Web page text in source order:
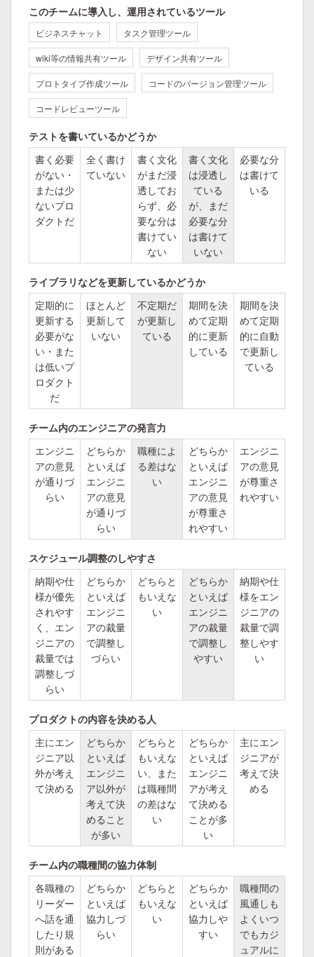
このチームに導入し、運用されているツール
ビジネスチャット タスク管理ツール
wiki等の情報共有ツール デザイン共有ツール
プロトタイプ作成ツール コードのバージョン管理ツール
コードレビューツール
テストを書いているかどうか
書く必要
がない・
または少
ないプロ
ダクトだ
全く書け
ていない
書く文化
がまだ浸
透してお
らず、必
要な分は
書けてい
ない
書く文化
は浸透し
ている
が、まだ
必要な分
は書けて
いない
必要な分
は書けて
いる
ライブラリなどを更新しているかどうか
定期的に
更新する
必要がな
い・また
は低いプ
ロダクト
だ
ほとんど
更新して
いない
不定期だ
が更新し
ている
期間を決
めて定期
的に更新
している
期間を決
めて定期
的に自動
で更新し
ている
チーム内のエンジニアの発言力
エンジニ
アの意見
が通りづ
らい
どちらか
といえば
エンジニ
アの意見
が通りづ
らい
職種によ
る差はな
い
どちらか
といえば
エンジニ
アの意見
が尊重さ
れやすい
エンジニ
アの意見
が尊重さ
れやすい
スケジュール調整のしやすさ
納期や仕
様が優先
されやす
く、エン
ジニアの
裁量では
調整しづ
らい
どちらか
といえば
エンジニ
アの裁量
で調整し
づらい
どちらと
もいえな
い
どちらか
といえば
エンジニ
アの裁量
で調整し
やすい
納期や仕
様をエン
ジニアの
裁量で調
整しやす
い
プロダクトの内容を決める人
主にエン
ジニア以
外が考え
て決める
どちらか
といえば
エンジニ
ア以外が
考えて決
めること
が多い
どちらと
もいえな
い、また
は職種間
の差はな
い
どちらか
といえば
エンジニ
アが考え
て決める
ことが多
い
主にエン
ジニアが
考えて決
める
チーム内の職種間の協力体制
各職種の
リーダー
へ話を通
したり規
則がある
どちらか
といえば
協力しづ
らい
どちらと
もいえな
い
どちらか
といえば
協力しや
すい
職種間の
風通しも
よくいつ
でもカジ
ュアルに